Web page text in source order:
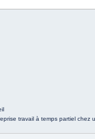
travail à temps partiel chez